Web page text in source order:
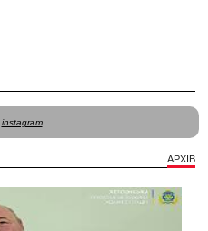
instagram.
АРХІВ